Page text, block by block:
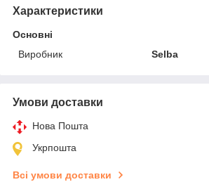
Характеристики
Основні
Виробник
Selba
Умови доставки
Нова Пошта
Укрпошта
Всі умови доставки